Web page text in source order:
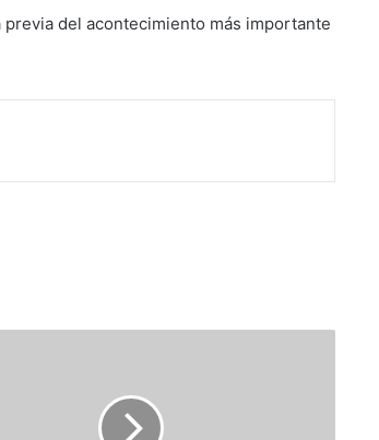
del acontecimiento más importante